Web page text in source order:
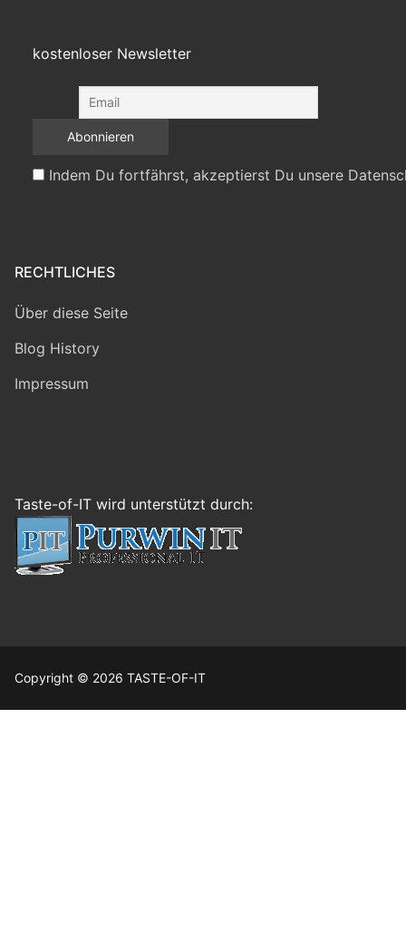
kostenloser Newsletter
Indem Du fortfährst, akzeptierst Du unsere
RECHTLICHES
Über diese Seite
Blog History
Impressum
Taste-of-IT wird unterstützt durch:
Copyright © 2026 TASTE-OF-IT